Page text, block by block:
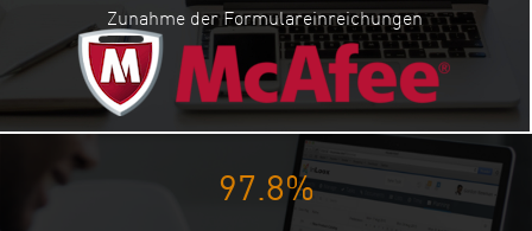
Zunahme der Formulareinreichungen
97.8%